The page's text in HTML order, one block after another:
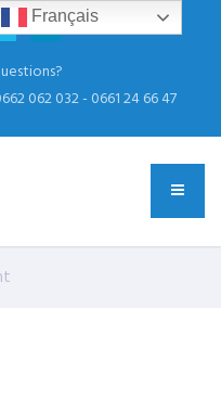
062 032 - 0661 24 66 47
Français